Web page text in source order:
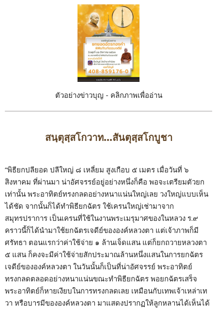
ตัวอย่างข่าวบุญ - คลิกภาพเพื่ออ่าน
สนฺตุสฺสโกวาท...สันตุสฺสโกบูชา
“พิธียกปลียอด ปลีใหญ่ ๘ เหลี่ยม สูงเกือบ ๕ เมตร เมื่อวันที่ ๖
สิงหาคม ที่ผ่านมา น่าอัศจรรย์อยู่อย่างหนึ่งก็คือ พอจะเตรียมตัวยก
เท่านั้น พระอาทิตย์ทรงกลดอย่างหนาแน่นใหญ่เลย วงใหญ่แบบเห็น
ได้ชัด จากนั้นก็ได้ทำพิธียกฉัตร ใช้เครนใหญ่เช่ามาจาก
สมุทรปราการ เป็นเครนที่ใช้ในงานพระเมรุมาศของในหลวง ร.๙
คราวนี้ก็ได้นำมาใช้ยกฉัตรเจดีย์ขององค์หลวงตา แต่เจ้าภาพก็มี
ศรัทธา ตอนแรกว่าค่าใช้จ่าย ๑ ล้านเจ็ดแสน แต่ก็ยกถวายหลวงตา
๕ แสน ก็คงจะมีค่าใช้จ่ายสักประมาณล้านหนึ่งแสนในการยกฉัตร
เจดีย์ขององค์หลวงตา ในวันนั้นก็เป็นที่น่าอัศจรรย์ พระอาทิตย์
ทรงกลดตลอดอย่างหนาแน่นขณะทำพิธียกฉัตร พอยกฉัตรเสร็จ
พระอาทิตย์ก็หายเงียบในการทรงกลดเลย เหมือนกับเทพเจ้าเหล่าเท
วา หรือบารมีขององค์หลวงตา มาแสดงปรากฏให้ลูกหลานได้เห็นได้